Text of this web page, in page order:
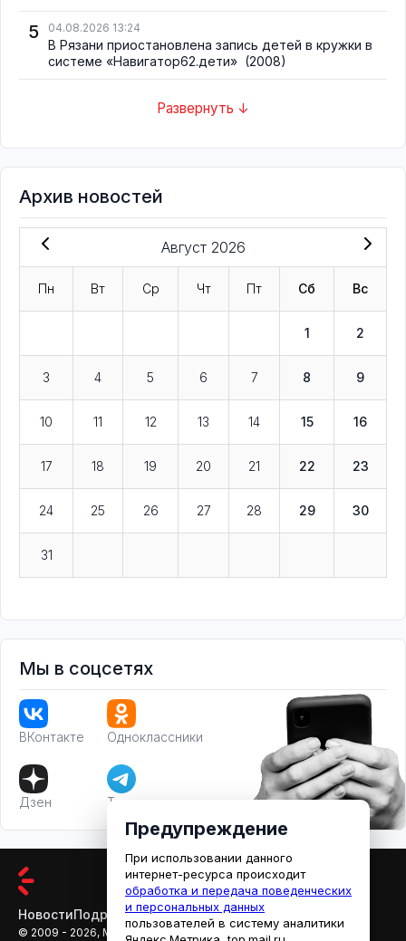
5 04.08.2026 13:24
В Рязани приостановлена запись детей в кружки в
системе «Навигатор62.дети» (2008)
Развернуть ↓
Архив новостей
Август 2026
Пн Вт Ср Чт Пт Сб Вс
1 2
3 4 5 6 7 8 9
10 11 12 13 14 15 16
17 18 19 20 21 22 23
24 25 26 27 28 29 30
31
Мы в соцсетях
ВКонтакте Одноклассники
Дзен Телеграм
НовостиПодробностиАфишаКино
© 2009 - 2026, МЕДИАРЯЗАНЬ
Предупреждение
При использовании данного
интернет-ресурса происходит
обработка и передача поведенческих
и персональных данных
пользователей в систему аналитики